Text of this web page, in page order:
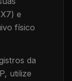
e
físico
da
utilize